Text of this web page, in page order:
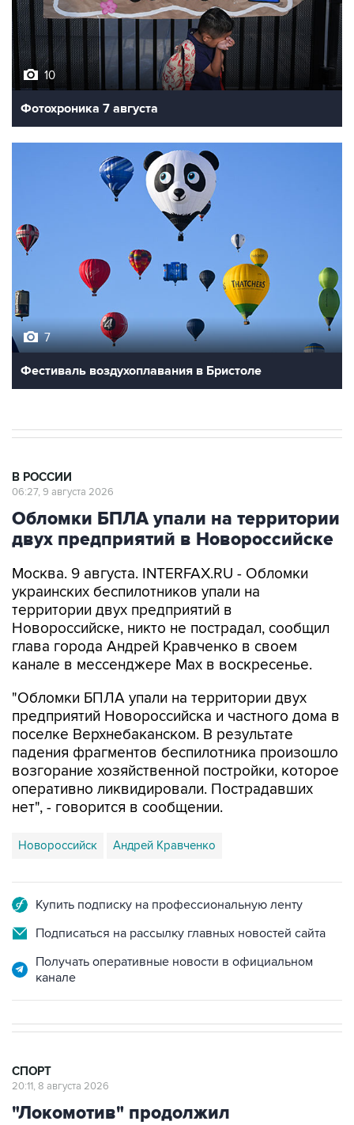
10
Фотохроника 7 августа
Фестиваль воздухоплавания в Бристоле
Обломки БПЛА упали на территории
двух предприятий в Новороссийске
Москва. 9 августа. INTERFAX.RU - Обломки
территории двух предприятий в
Новороссийске, никто не пострадал, сообщил
глава города Андрей Кравченко в своем
канале в мессенджере Max в воскресенье.
"Обломки БПЛА упали на территории двух
поселке Верхнебаканском. В результате
падения фрагментов беспилотника произошло
возгорание хозяйственной постройки, которое
оперативно ликвидировали. Пострадавших
нет", - говорится в сообщении.
Новороссийск Андрей Кравченко
Подписаться на рассылку главных новостей сайта
Получать оперативные новости в официальном
"Локомотив" продолжил
безвыигрышную серию в РПЛ